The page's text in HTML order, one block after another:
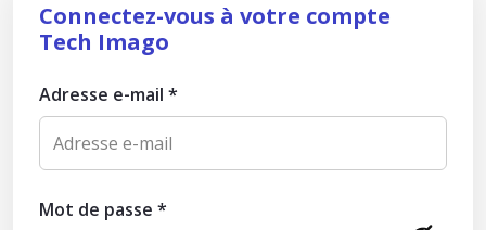
Connectez-vous à votre compte
Tech Imago
Adresse e-mail *
Mot de passe *